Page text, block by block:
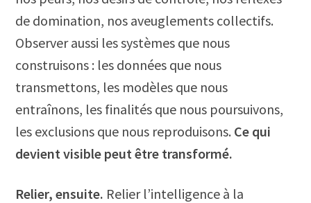
de domination, nos aveuglements collectifs.
Observer aussi les systèmes que nous
construisons : les données que nous
transmettons, les modèles que nous
entraînons, les finalités que nous poursuivons,
les exclusions que nous reproduisons. Ce qui
devient visible peut être transformé.
Relier, ensuite. Relier l’intelligence à la